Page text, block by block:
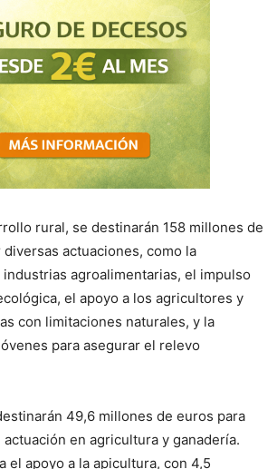
rural, se destinarán 158 millones de
actuaciones, como la
agroalimentarias, el impulso
el apoyo a los agricultores y
con limitaciones naturales, y la
para asegurar el relevo
49,6 millones de euros para
en agricultura y ganadería.
el apoyo a la apicultura, con 4,5